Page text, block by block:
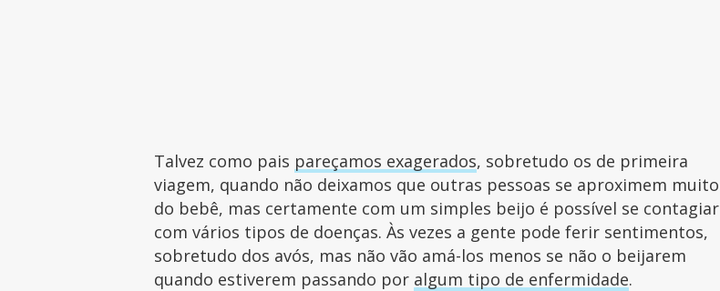
Talvez como pais pareçamos exagerados, sobretudo os de primeira
viagem, quando não deixamos que outras pessoas se aproximem muito
do bebê, mas certamente com um simples beijo é possível se contagiar
com vários tipos de doenças. Às vezes a gente pode ferir sentimentos,
sobretudo dos avós, mas não vão amá-los menos se não o beijarem
quando estiverem passando por algum tipo de enfermidade.